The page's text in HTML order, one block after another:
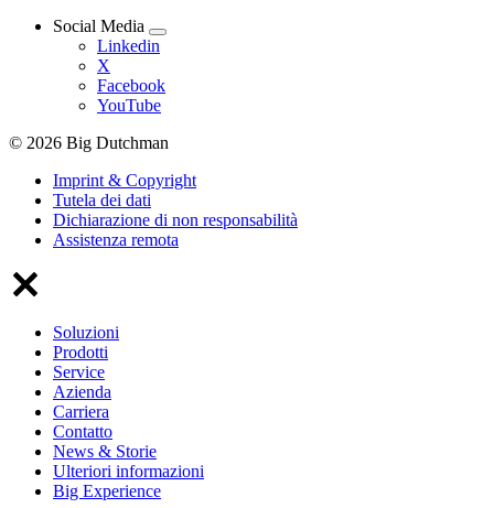
Social Media
Linkedin
X
Facebook
YouTube
© 2026 Big Dutchman
Imprint & Copyright
Tutela dei dati
Dichiarazione di non responsabilità
Assistenza remota
Soluzioni
Prodotti
Service
Azienda
Carriera
Contatto
News & Storie
Ulteriori informazioni
Big Experience